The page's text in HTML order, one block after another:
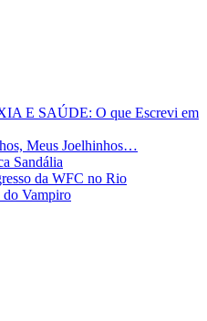
E SAÚDE: O que Escrevi em
Meus Joelhinhos…
Sandália
da WFC no Rio
Vampiro